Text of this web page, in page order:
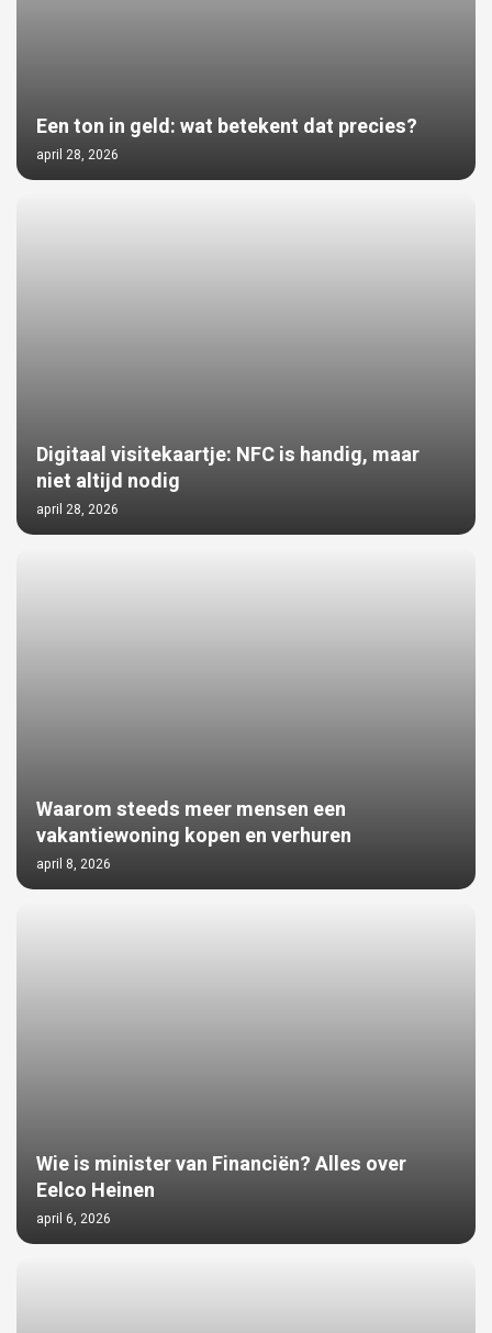
Een ton in geld: wat betekent dat precies?
april 28, 2026
Digitaal visitekaartje: NFC is handig, maar
niet altijd nodig
april 28, 2026
Waarom steeds meer mensen een
vakantiewoning kopen en verhuren
april 8, 2026
Wie is minister van Financiën? Alles over
Eelco Heinen
april 6, 2026